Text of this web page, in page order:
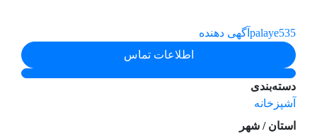
palaye535 آگهی دهنده
اطلاعات تماس
دسته‌بندی
آشپزخانه
استان / شهر